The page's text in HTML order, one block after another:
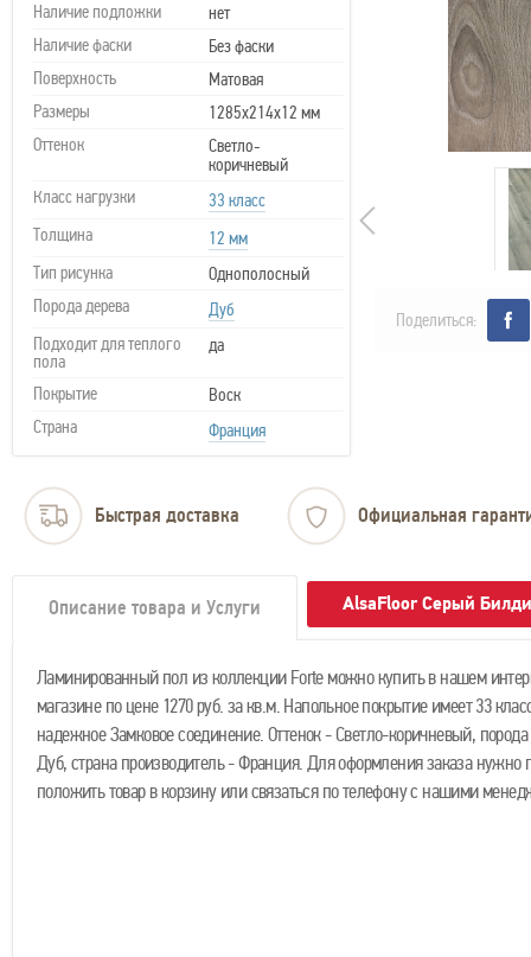
Наличие подложки
нет
Наличие фаски
Без фаски
Поверхность
Матовая
Размеры
1285х214х12 мм
Оттенок
Светло-
коричневый
Класс нагрузки
33 класс
Толщина
12 мм
Тип рисунка
Однополосный
Порода дерева
Дуб
Подходит для теплого
пола
да
Покрытие
Воск
Страна
Франция
Поделиться:
Быстрая доставка Официальная
Описание товара и Услуги AlsaFloor Серый
Ламинированный пол из коллекции Forte можно купить в нашем
магазине по цене 1270 руб. за кв.м. Напольное покрытие имеет 33
надежное Замковое соединение. Оттенок - Светло-коричневый,
Дуб, страна производитель - Франция. Для оформления заказа нужно
положить товар в корзину или связаться по телефону с нашими